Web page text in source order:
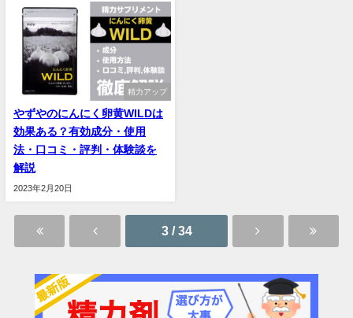
精力アップ
やずやのにんにく卵黄WILDは
効果ある？有効成分・使用
法・口コミ・評判・体験談を
解説
2023年2月20日
3 / 34